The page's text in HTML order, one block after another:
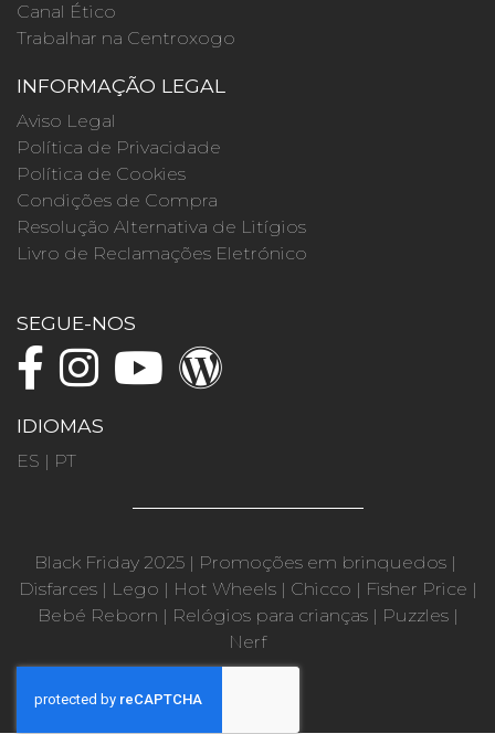
Canal Ético
Trabalhar na Centroxogo
INFORMAÇÃO LEGAL
Aviso Legal
Política de Privacidade
Política de Cookies
Condições de Compra
Resolução Alternativa de Litígios
Livro de Reclamações Eletrónico
SEGUE-NOS
IDIOMAS
ES | PT
Black Friday 2025 | Promoções em brinquedos |
Disfarces| Lego | Hot Wheels| Chicco | Fisher Price |
Bebé Reborn | Relógios para crianças| Puzzles|
Nerf